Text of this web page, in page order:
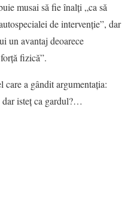
musai să fie înalţi „ca să
de intervenţie”, dar
un avantaj deoarece
fizică”.
care a gândit argumentaţia:
isteţ ca gardul?…